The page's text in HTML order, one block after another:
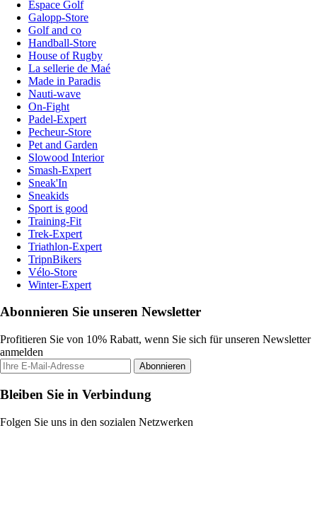
Espace Golf
Galopp-Store
Golf and co
Handball-Store
House of Rugby
La sellerie de Maé
Made in Paradis
Nauti-wave
On-Fight
Padel-Expert
Pecheur-Store
Pet and Garden
Slowood Interior
Smash-Expert
Sneak'In
Sneakids
Sport is good
Training-Fit
Trek-Expert
Triathlon-Expert
TripnBikers
Vélo-Store
Winter-Expert
Abonnieren Sie unseren Newsletter
Profitieren Sie von 10% Rabatt, wenn Sie sich für unseren Newsletter
anmelden
Abonnieren
Bleiben Sie in Verbindung
Folgen Sie uns in den sozialen Netzwerken